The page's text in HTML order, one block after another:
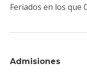
Admisiones
Feriados en los que